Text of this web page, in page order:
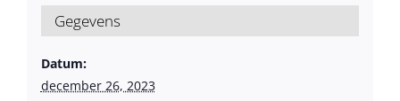
Gegevens
Datum:
december 26, 2023